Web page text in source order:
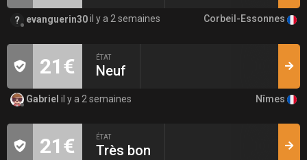
evanguerin30il y a 2 semaines Corbeil-Essonnes
21€ ÉTAT
Neuf
Gabriel il y a 2 semaines Nîmes
21€ ÉTAT
Très bon